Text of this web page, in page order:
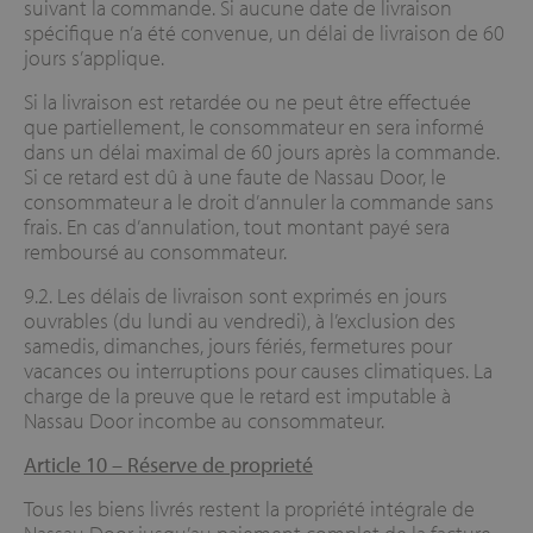
suivant la commande. Si aucune date de livraison
spécifique n’a été convenue, un délai de livraison de 60
jours s’applique.
Si la livraison est retardée ou ne peut être effectuée
que partiellement, le consommateur en sera informé
dans un délai maximal de 60 jours après la commande.
Si ce retard est dû à une faute de Nassau Door, le
consommateur a le droit d’annuler la commande sans
frais. En cas d’annulation, tout montant payé sera
remboursé au consommateur.
9.2. Les délais de livraison sont exprimés en jours
ouvrables (du lundi au vendredi), à l’exclusion des
samedis, dimanches, jours fériés, fermetures pour
vacances ou interruptions pour causes climatiques. La
charge de la preuve que le retard est imputable à
Nassau Door incombe au consommateur.
Article 10 – Réserve de proprieté
Tous les biens livrés restent la propriété intégrale de